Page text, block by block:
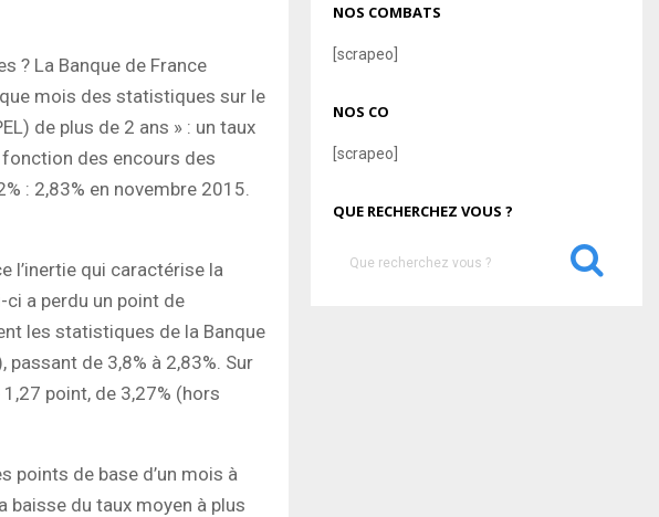
? La Banque de France
mois des statistiques sur le
de plus de 2 ans » : un taux
fonction des encours des
: 2,83% en novembre 2015.
l’inertie qui caractérise la
ci a perdu un point de
les statistiques de la Banque
de 3,8% à 2,83%. Sur
point, de 3,27% (hors
points de base d’un mois à
baisse du taux moyen à plus
NOS COMBATS
[scrapeo]
NOS CO
[scrapeo]
QUE RECHERCHEZ VOUS ?